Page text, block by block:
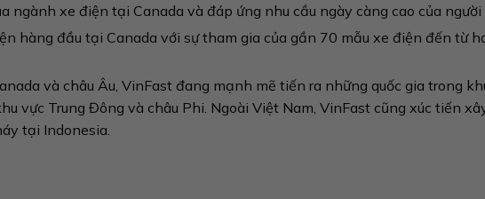
xe điện tại Canada và đáp ứng nhu cầu ngày càng cao của người
hàng đầu tại Canada với sự tham gia của gần 70 mẫu xe điện đến từ
và châu Âu, VinFast đang mạnh mẽ tiến ra những quốc gia trong
vực Trung Đông và châu Phi. Ngoài Việt Nam, VinFast cũng xúc tiến
tại Indonesia.